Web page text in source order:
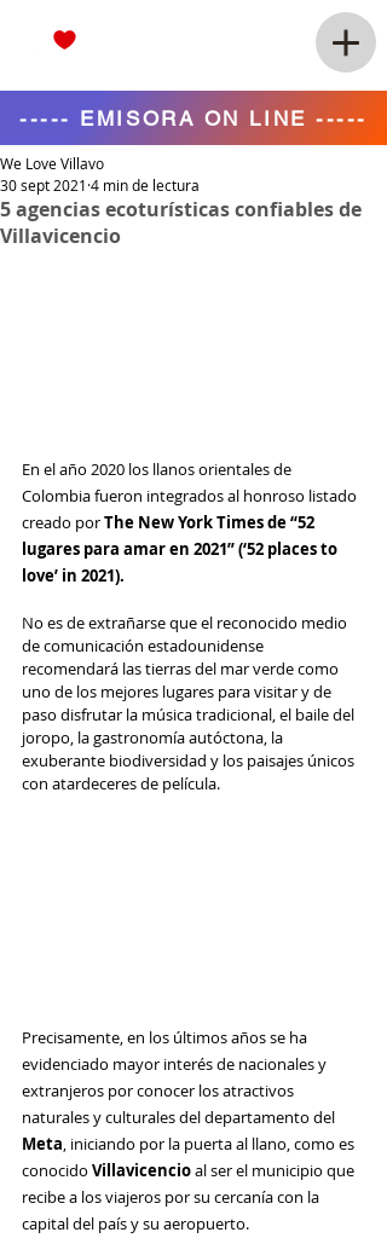
----- EMISORA ON LINE -----
5 agencias ecoturísticas confiables de
Villavicencio
We Love Villavo
30 sept 2021 4 min de lectura
En el año 2020 los llanos orientales de
Colombia fueron integrados al honroso listado
creado por The New York Times de “52
lugares para amar en 2021” (‘52 places to
love’ in 2021).
No es de extrañarse que el reconocido medio
de comunicación estadounidense
recomendará las tierras del mar verde como
uno de los mejores lugares para visitar y de
paso disfrutar la música tradicional, el baile del
joropo, la gastronomía autóctona, la
exuberante biodiversidad y los paisajes únicos
con atardeceres de película.
Precisamente, en los últimos años se ha
evidenciado mayor interés de nacionales y
extranjeros por conocer los atractivos
naturales y culturales del departamento del
Meta, iniciando por la puerta al llano, como es
conocido Villavicencio al ser el municipio que
recibe a los viajeros por su cercanía con la
capital del país y su aeropuerto.